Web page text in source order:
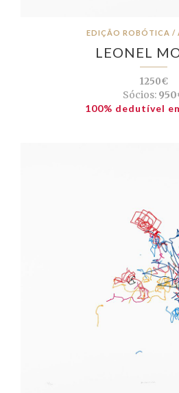
EDIÇÃO ROBÓTICA /
LEONEL
1250€
Sócios:
100% dedutível